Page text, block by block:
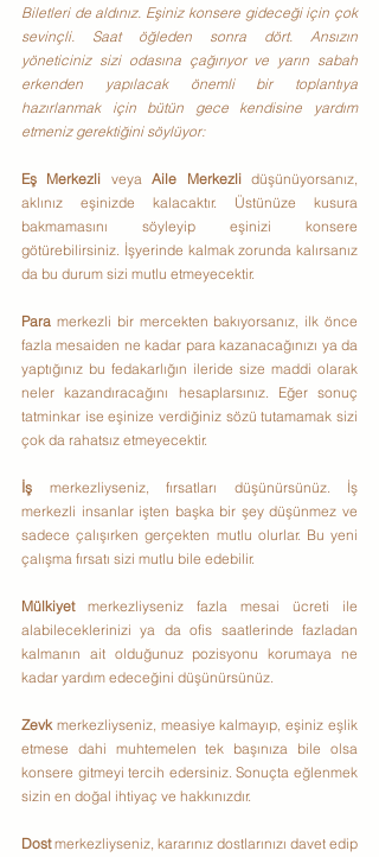
Biletleri de aldınız. Eşiniz konsere gideceği için çok
sevinçli. Saat öğleden sonra dört. Ansızın
yöneticiniz sizi odasına çağırıyor ve yarın sabah
erkenden yapılacak önemli bir toplantıya
hazırlanmak için bütün gece kendisine yardım
etmeniz gerektiğini söylüyor:
Eş Merkezli veya Aile Merkezli düşünüyorsanız,
aklınız eşinizde kalacaktır. Üstünüze kusura
bakmamasını söyleyip eşinizi konsere
götürebilirsiniz. İşyerinde kalmak zorunda kalırsanız
da bu durum sizi mutlu etmeyecektir.
Para merkezli bir mercekten bakıyorsanız, ilk önce
fazla mesaiden ne kadar para kazanacağınızı ya da
yaptığınız bu fedakarlığın ileride size maddi olarak
neler kazandıracağını hesaplarsınız. Eğer sonuç
tatminkar ise eşinize verdiğiniz sözü tutamamak sizi
çok da rahatsız etmeyecektir.
İş merkezliyseniz, fırsatları düşünürsünüz. İş
merkezli insanlar işten başka bir şey düşünmez ve
sadece çalışırken gerçekten mutlu olurlar. Bu yeni
çalışma fırsatı sizi mutlu bile edebilir.
Mülkiyet merkezliyseniz fazla mesai ücreti ile
alabileceklerinizi ya da ofis saatlerinde fazladan
kalmanın ait olduğunuz pozisyonu korumaya ne
kadar yardım edeceğini düşünürsünüz.
Zevk merkezliyseniz, measiye kalmayıp, eşiniz eşlik
etmese dahi muhtemelen tek başınıza bile olsa
konsere gitmeyi tercih edersiniz. Sonuçta eğlenmek
sizin en doğal ihtiyaç ve hakkınızdır.
Dost merkezliyseniz, kararınız dostlarınızı davet edip